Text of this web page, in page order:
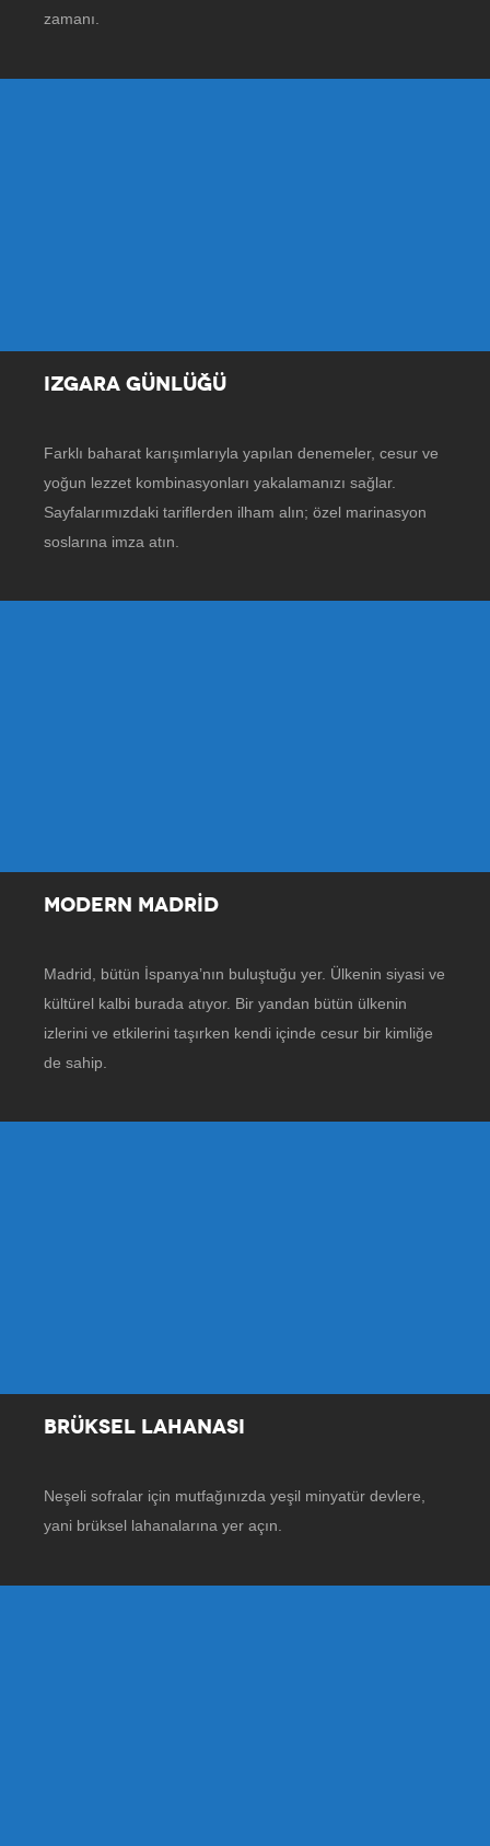
zamanı.
IZGARA GÜNLÜĞÜ
Farklı baharat karışımlarıyla yapılan denemeler, cesur ve
yoğun lezzet kombinasyonları yakalamanızı sağlar.
Sayfalarımızdaki tariflerden ilham alın; özel marinasyon
soslarına imza atın.
MODERN MADRİD
Madrid, bütün İspanya’nın buluştuğu yer. Ülkenin siyasi ve
kültürel kalbi burada atıyor. Bir yandan bütün ülkenin
izlerini ve etkilerini taşırken kendi içinde cesur bir kimliğe
de sahip.
BRÜKSEL LAHANASI
Neşeli sofralar için mutfağınızda yeşil minyatür devlere,
yani brüksel lahanalarına yer açın.